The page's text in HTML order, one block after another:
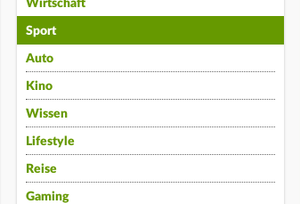
Wirtschaft
Sport
Auto
Kino
Wissen
Lifestyle
Reise
Gaming